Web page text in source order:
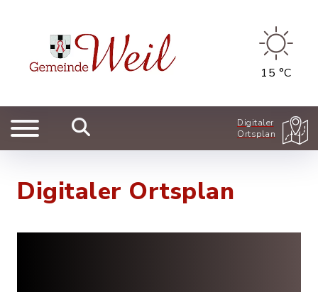
15 °C
Digitaler
Ortsplan
Digitaler Ortsplan